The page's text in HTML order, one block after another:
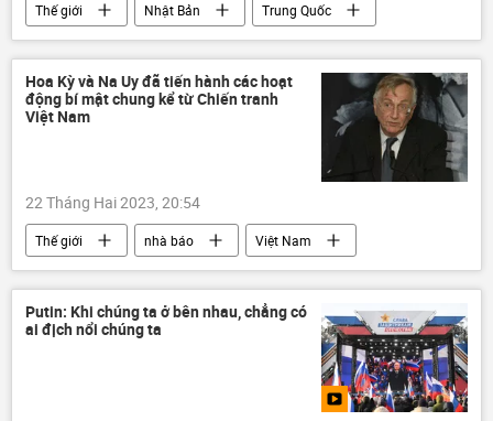
Thế giới Nhật Bản
Trung Quốc
Bộ Ngoại giao Trung Quốc
quan hệ quốc tế
Hoa Kỳ và Na Uy đã tiến hành các hoạt
động bí mật chung kể từ Chiến tranh
Việt Nam
22 Tháng Hai 2023, 20:54
Thế giới nhà báo
Việt Nam
Hoa Kỳ
chiến tranh Việt Nam
Na Uy
Putin: Khi chúng ta ở bên nhau, chẳng có
ai địch nổi chúng ta